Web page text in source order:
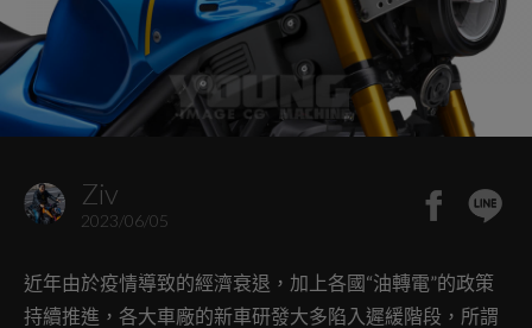
Ziv
2023/06/05
近年由於疫情導致的經濟衰退，加上各國“油轉電”的政策
持續推進，各大車廠的新車研發大多陷入遲緩階段，所謂